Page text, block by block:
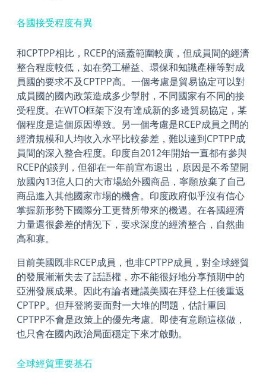
各國接受程度有異
和CPTPP相比，RCEP的涵蓋範圍較廣，但成員間的經濟
整合程度較低，如在勞工權益、環保和知識產權等對成
員國的要求不及CPTPP高。一個考慮是貿易協定可以對
成員國的國內政策造成多少掣肘，不同國家有不同的接
受程度。在WTO框架下沒有達成新的多邊貿易協定，某
個程度是這個原因導致。另一個考慮是RCEP成員之間的
經濟規模和人均收入水平比較參差，難以達到CPTPP成
員間的深入整合程度。印度自2012年開始一直都有參與
RCEP的談判，但卻在一年前宣布退出，原因是不希望開
放國內13億人口的大市場給外國商品，寧願放棄了自己
商品進入其他國家市場的機會。印度政府似乎沒有信心
掌握新形勢下國際分工更替所帶來的機遇。在各國經濟
力量還很參差的情況下，要求深度的經濟整合，自然曲
高和寡。
目前美國既非RCEP成員，也非CPTPP成員，對全球經貿
的發展漸漸失去了話語權，亦不能很好地分享預期中的
亞洲發展成果。因此有論者建議美國在拜登上任後重返
CPTPP。但拜登將要面對一大堆的問題，估計重回
CPTPP不會是政策上的優先考慮。即使有意願這樣做，
也只會在國內政治局面穩定下來才啟動。
全球經貿重要基石